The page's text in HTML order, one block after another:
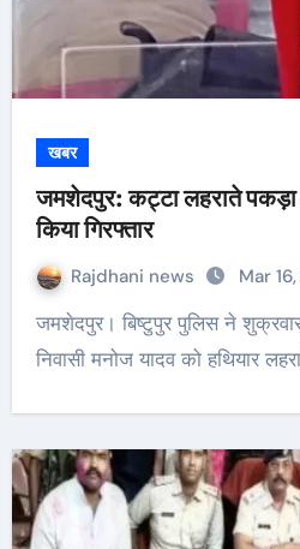
खबर
जमशेदपुर: कट्टा लहराते
किया गिरफ्तार
Rajdhani news Mar
जमशेदपुर। बिष्टुपुर पुलिस ने शुक्रवार रात सोनारी कुम्हारपारा
निवासी मनोज यादव को हथियार